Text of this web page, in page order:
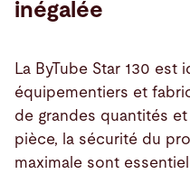
inégalée
La ByTube Star 130 est
équipementiers et
de grandes quantités
pièce, la sécurité du
maximale sont